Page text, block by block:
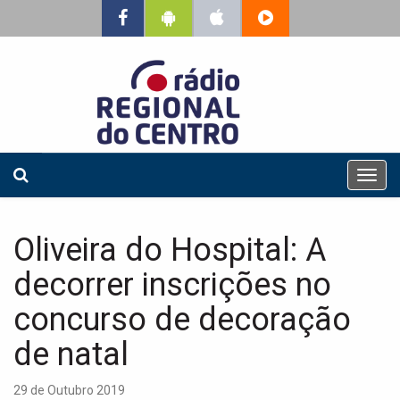
T
o
Oliveira do Hospital: A
decorrer inscrições no
concurso de decoração
de natal
29 de Outubro 2019